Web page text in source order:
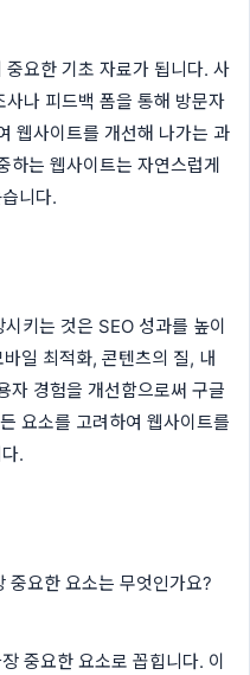
요한 기초 자료가 됩니다. 사
나 피드백 폼을 통해 방문자
웹사이트를 개선해 나가는 과
하는 웹사이트는 자연스럽게
니다.
키는 것은 SEO 성과를 높이
일 최적화, 콘텐츠의 질, 내
자 경험을 개선함으로써 구글
요소를 고려하여 웹사이트를
.
요한 요소는 무엇인가요?
중요한 요소로 꼽힙니다. 이